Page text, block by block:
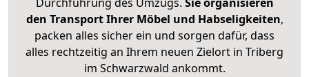
den Transport Ihrer Möbel und Habseligkeiten,
packen alles sicher ein und sorgen dafür, dass
alles rechtzeitig an Ihrem neuen Zielort in Triberg
im Schwarzwald ankommt.